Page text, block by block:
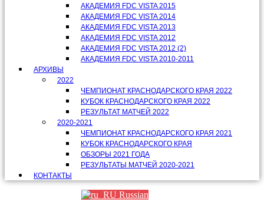
АКАДЕМИЯ FDC VISTA 2015
АКАДЕМИЯ FDC VISTA 2014
АКАДЕМИЯ FDC VISTA 2013
АКАДЕМИЯ FDC VISTA 2012
АКАДЕМИЯ FDC VISTA 2012 (2)
АКАДЕМИЯ FDC VISTA 2010-2011
АРХИВЫ
2022
ЧЕМПИОНАТ КРАСНОДАРСКОГО КРАЯ 2022
КУБОК КРАСНОДАРСКОГО КРАЯ 2022
РЕЗУЛЬТАТ МАТЧЕЙ 2022
2020-2021
ЧЕМПИОНАТ КРАСНОДАРСКОГО КРАЯ 2021
КУБОК КРАСНОДАРСКОГО КРАЯ
ОБЗОРЫ 2021 ГОДА
РЕЗУЛЬТАТЫ МАТЧЕЙ 2020-2021
КОНТАКТЫ
Russian